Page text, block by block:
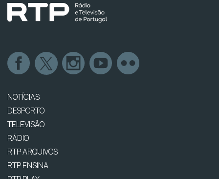
NOTÍCIAS
DESPORTO
TELEVISÃO
RÁDIO
RTP ARQUIVOS
RTP ENSINA